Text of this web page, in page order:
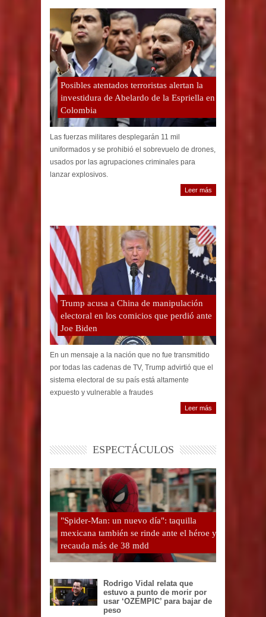
Posibles atentados terroristas alertan la
investidura de Abelardo de la Espriella en
Colombia
Las fuerzas militares desplegarán 11 mil
uniformados y se prohibió el sobrevuelo de drones,
usados por las agrupaciones criminales para
lanzar explosivos.
Leer más
Trump acusa a China de manipulación
electoral en los comicios que perdió ante
Joe Biden
En un mensaje a la nación que no fue transmitido
por todas las cadenas de TV, Trump advirtió que el
sistema electoral de su país está altamente
expuesto y vulnerable a fraudes
Leer más
ESPECTÁCULOS
"Spider-Man: un nuevo día": taquilla
mexicana también se rinde ante el héroe y
recauda más de 38 mdd
Rodrigo Vidal relata que
estuvo a punto de morir por
usar ‘OZEMPIC’ para bajar de
peso